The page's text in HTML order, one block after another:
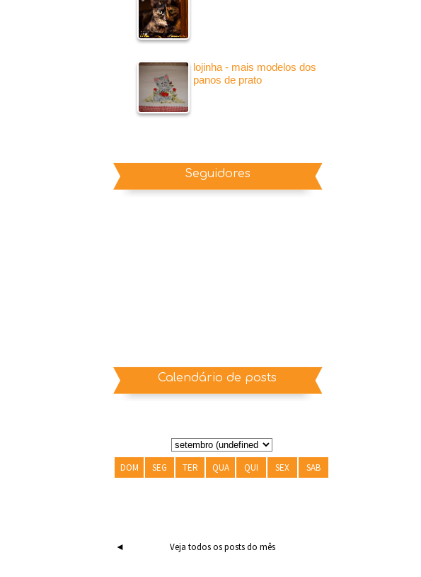
lojinha - mais modelos dos
panos de prato
Seguidores
Calendário de posts
DOM SEG TER QUA QUI SEX SAB
◄ Veja todos os posts do mês